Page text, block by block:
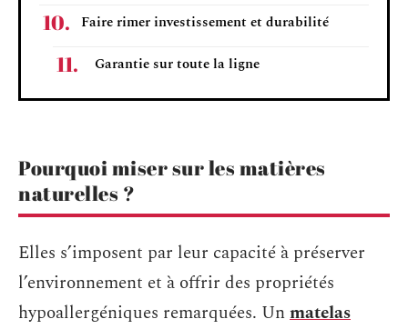
Faire rimer investissement et durabilité
Garantie sur toute la ligne
Pourquoi miser sur les matières
naturelles ?
Elles s’imposent par leur capacité à préserver
l’environnement et à offrir des propriétés
hypoallergéniques remarquées. Unmatelas